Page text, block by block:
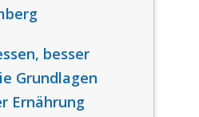
besser
Grundlagen
Ernährung